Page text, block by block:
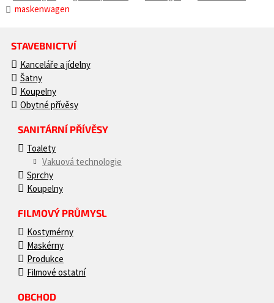
maskenwagen
STAVEBNICTVÍ
Kanceláře a jídelny
Šatny
Koupelny
Obytné přívěsy
SANITÁRNÍ PŘÍVĚSY
Toalety
Vakuová technologie
Sprchy
Koupelny
FILMOVÝ PRŮMYSL
Kostymérny
Maskérny
Produkce
Filmové ostatní
OBCHOD